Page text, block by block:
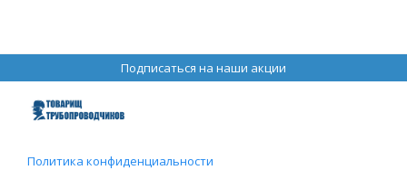
Подписаться на наши акции
Политика конфиденциальности